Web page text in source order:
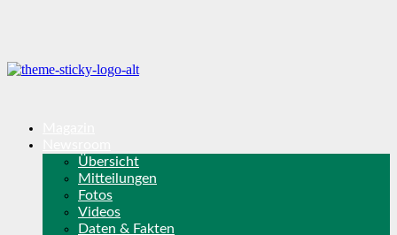
Übersicht
Mitteilungen
Fotos
Videos
Daten & Fakten